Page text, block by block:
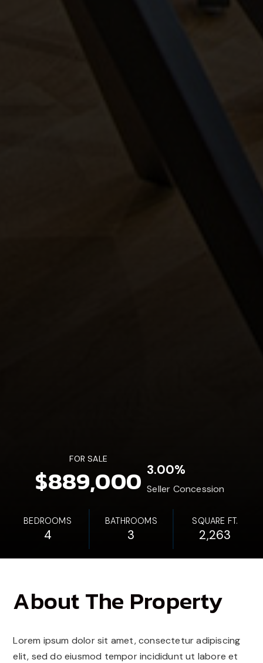
FOR SALE
$889,000 3.00%
Seller Concession
BEDROOMS
4
BATHROOMS
3
SQUARE FT.
2,263
About The Property
Lorem ipsum dolor sit amet, consectetur adipiscing
elit, sed do eiusmod tempor incididunt ut labore et